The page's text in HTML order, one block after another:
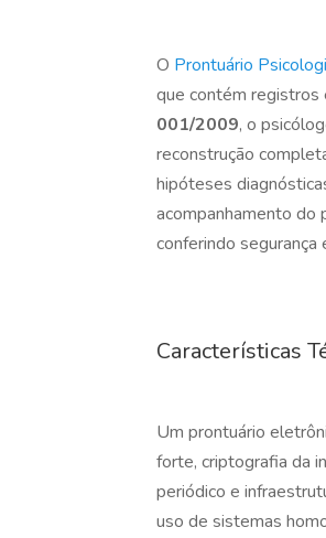
O Prontuário
que contém registros
001/2009, o
reconstrução
hipóteses
acompanhamento do
conferindo
Características
Um prontuário
forte, criptografia da
periódico e
uso de sistemas